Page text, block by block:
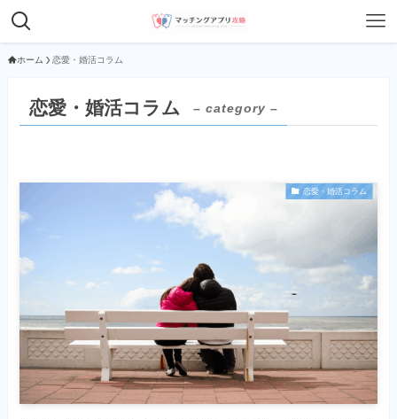
ホーム 恋愛・婚活コラム
恋愛・婚活コラム – category –
恋愛・婚活コラム